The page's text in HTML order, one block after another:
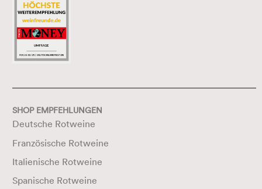
SHOP EMPFEHLUNGEN
Deutsche Rotweine
Französische Rotweine
Italienische Rotweine
Spanische Rotweine